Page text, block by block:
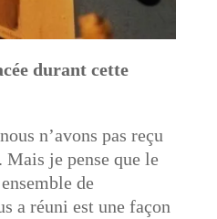
durant cette
n’avons pas reçu
Mais je pense que le
de
a réuni est une façon